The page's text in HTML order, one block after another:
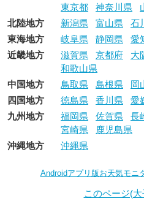
東京都
神奈川県
北陸地方
新潟県 富山県 石
東海地方
岐阜県 静岡県 愛
近畿地方
滋賀県 京都府 大
和歌山県
中国地方
鳥取県 島根県 岡
四国地方
徳島県 香川県 愛
九州地方
福岡県 佐賀県 長
宮崎県
鹿児島県
沖縄地方
沖縄県
Androidアプリ版お天気モニ
このページ(